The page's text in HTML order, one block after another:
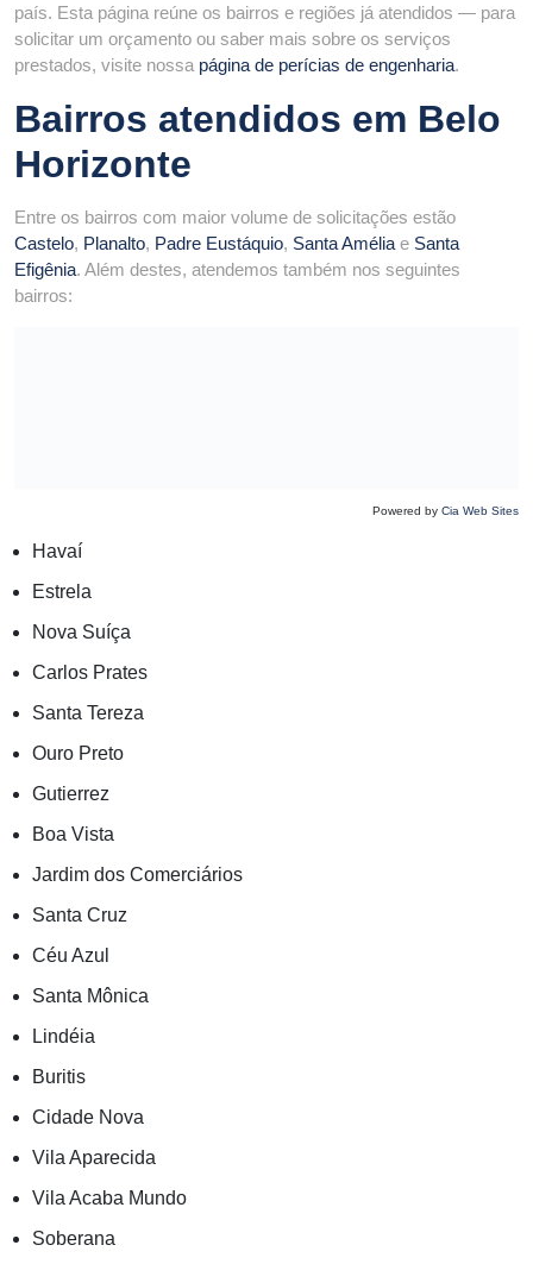
país. Esta página reúne os bairros e regiões já atendidos — para
solicitar um orçamento ou saber mais sobre os serviços
prestados, visite nossa página de perícias de engenharia.
Bairros atendidos em Belo
Horizonte
Entre os bairros com maior volume de solicitações estão
Castelo, Planalto, Padre Eustáquio, Santa Amélia e Santa
Efigênia. Além destes, atendemos também nos seguintes
bairros:
Powered by Cia Web Sites
Havaí
Estrela
Nova Suíça
Carlos Prates
Santa Tereza
Ouro Preto
Gutierrez
Boa Vista
Jardim dos Comerciários
Santa Cruz
Céu Azul
Santa Mônica
Lindéia
Buritis
Cidade Nova
Vila Aparecida
Vila Acaba Mundo
Soberana